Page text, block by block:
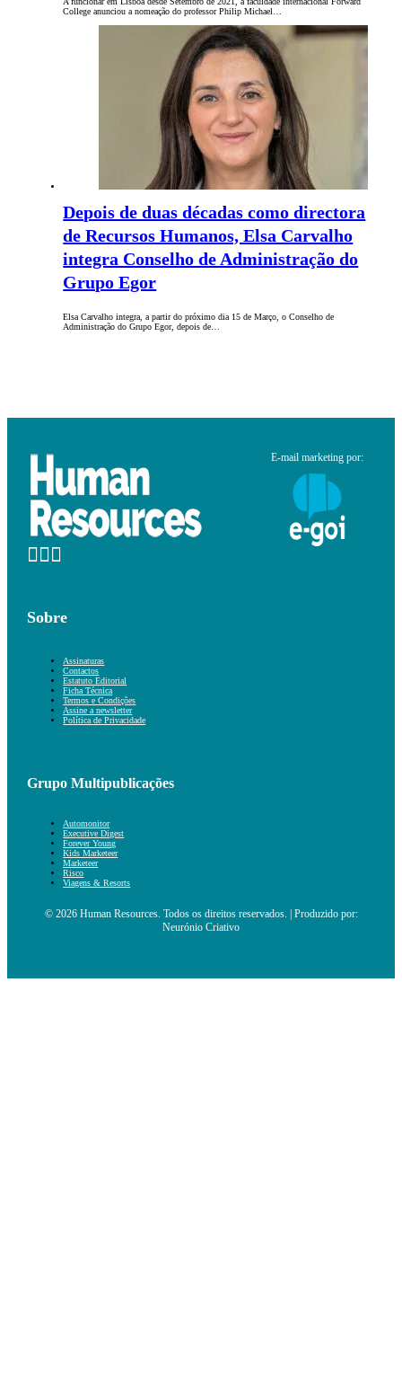
College anunciou a nomeação do professor Philip Michael…
Depois de duas décadas como directora
de Recursos Humanos, Elsa Carvalho
integra Conselho de Administração do
Grupo Egor
Elsa Carvalho integra, a partir do próximo dia 15 de Março, o Conselho de
Administração do Grupo Egor, depois de…
E-mail marketing por:
Sobre
Assinaturas
Contactos
Estatuto Editorial
Ficha Técnica
Termos e Condições
Assine a newsletter
Política de Privacidade
Grupo Multipublicações
Automonitor
Executive Digest
Forever Young
Kids Marketeer
Marketeer
Risco
Viagens & Resorts
© 2026 Human Resources. Todos os direitos reservados. | Produzido por:
Neurónio Criativo